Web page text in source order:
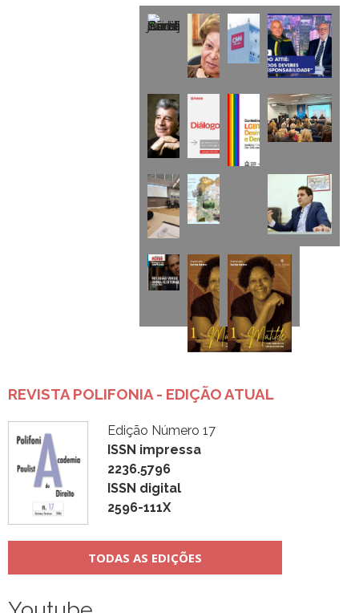
REVISTA POLIFONIA - EDIÇÃO ATUAL
Edição Número 17
ISSN impressa
2236.5796
ISSN digital
2596-111X
TODAS AS EDIÇÕES